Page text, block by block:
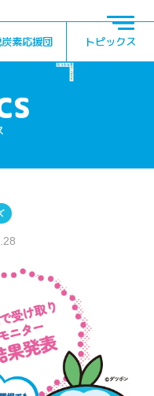
素応援団 トピックス